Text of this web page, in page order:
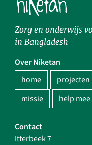
Zorg en onderwijs
in Bangladesh
Over Niketan
home projecten
missie
help mee
Contact
Itterbeek 7